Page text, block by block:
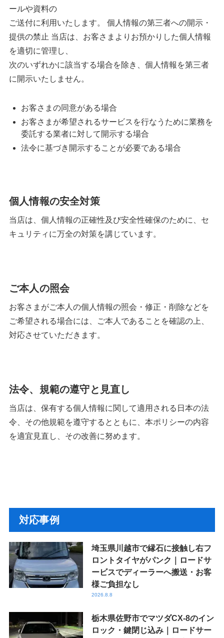
ールや資料の
ご送付に利用いたします。 個人情報の第三者への開示・
提供の禁止 当店は、お客さまよりお預かりした個人情報
を適切に管理し、
次のいずれかに該当する場合を除き、個人情報を第三者
に開示いたしません。
お客さまの同意がある場合
お客さまが希望されるサービスを行なうために業務を
委託する業者に対して開示する場合
法令に基づき開示することが必要である場合
個人情報の安全対策
当店は、個人情報の正確性及び安全性確保のために、セ
キュリティに万全の対策を講じています。
ご本人の照会
お客さまがご本人の個人情報の照会・修正・削除などを
ご希望される場合には、ご本人であることを確認の上、
対応させていただきます。
法令、規範の遵守と見直し
当店は、保有する個人情報に関して適用される日本の法
令、その他規範を遵守するとともに、本ポリシーの内容
を適宜見直し、その改善に努めます。
対応事例
埼玉県川越市で縁石に接触し右フ
ロントタイヤがパンク｜ロードサ
ービスでディーラーへ搬送・お客
様ご負担なし
2026.8.8
栃木県佐野市でマツダCX-8のイン
ロック・鍵閉じ込み｜ロードサー